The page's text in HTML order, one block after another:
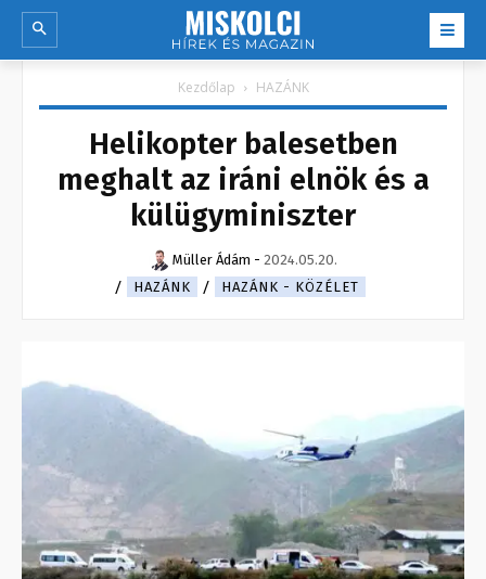
Kezdőlap HAZÁNK
Helikopter balesetben
meghalt az iráni elnök és a
külügyminiszter
Müller Ádám - 2024.05.20.
HAZÁNK
HAZÁNK - KÖZÉLET